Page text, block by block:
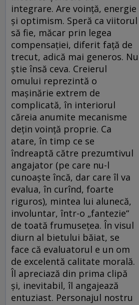
integrare. Are voință, energie
și optimism. Speră ca viitorul
să fie, măcar prin legea
compensației, diferit față de
trecut, adică mai generos. Nu
știe însă ceva. Creierul
omului reprezintă o
mașinărie extrem de
complicată, în interiorul
căreia anumite mecanisme
dețin voință proprie. Ca
atare, în timp ce se
îndreaptă către prezumtivul
angajator (pe care nu-l
cunoaște încă, dar care îl va
evalua, în curînd, foarte
riguros), mintea lui alunecă,
involuntar, într-o „fantezie“
de toată frumusețea. În visul
diurn al bietului băiat, se
face că evaluatorul e un om
de excelentă calitate morală.
Îl apreciază din prima clipă
și, inevitabil, îl angajează
entuziast. Personajul nostru